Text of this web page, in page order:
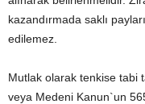
kazandırmada saklı
edilemez.
Mutlak olarak tenkise tabi
veya Medeni Kanun`un